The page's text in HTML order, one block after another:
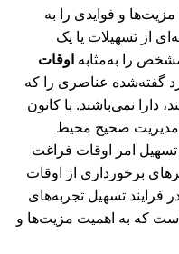
و فوایدی را به
از تسهیلات یا یک
را به‌مثابه اوقات
گفته‌شده عناصری را که
دارا نمی‌باشند. با کانون
مدیریت صحیح محیط
امر اوقات فراغت
برخورداری از اوقات
فرایند تسهیل تجربه‌های
که به اهمیت مزیت‌ها و